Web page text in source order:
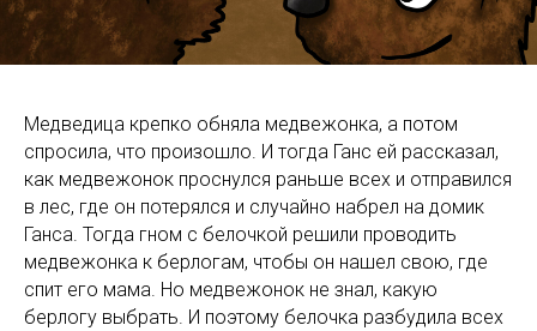
Медведица крепко обняла медвежонка, а потом
спросила, что произошло. И тогда Ганс ей рассказал,
как медвежонок проснулся раньше всех и отправился
в лес, где он потерялся и случайно набрел на домик
Ганса. Тогда гном с белочкой решили проводить
медвежонка к берлогам, чтобы он нашел свою, где
спит его мама. Но медвежонок не знал, какую
берлогу выбрать. И поэтому белочка разбудила всех